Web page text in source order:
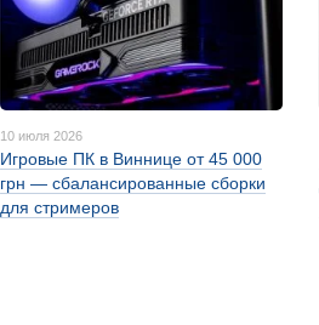
10 июля 2026
Игровые ПК в Виннице от 45 000
грн — сбалансированные сборки
для стримеров